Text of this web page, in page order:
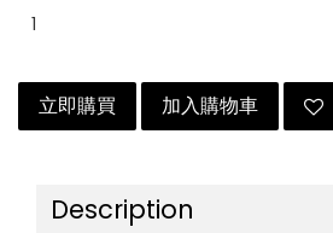
立即購買 加入購物車
Description